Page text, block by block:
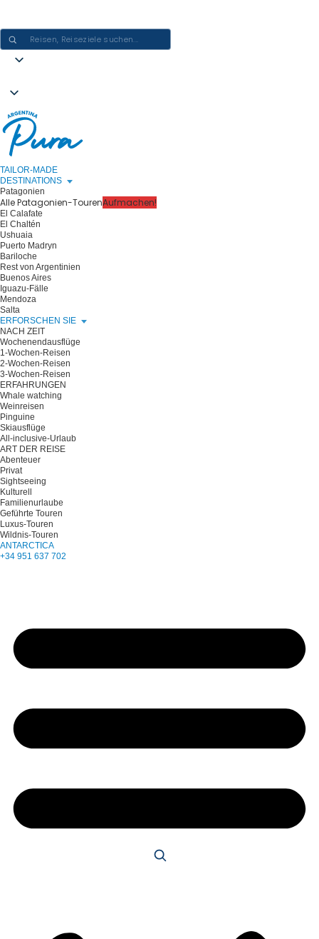
TAILOR-MADE
DESTINATIONS
Patagonien
Alle Patagonien-TourenAufmachen!
El Calafate
El Chaltén
Ushuaia
Puerto Madryn
Bariloche
Rest von Argentinien
Buenos Aires
Iguazu-Fälle
Mendoza
Salta
ERFORSCHEN SIE
NACH ZEIT
Wochenendausflüge
1-Wochen-Reisen
2-Wochen-Reisen
3-Wochen-Reisen
ERFAHRUNGEN
Whale watching
Weinreisen
Pinguine
Skiausflüge
All-inclusive-Urlaub
ART DER REISE
Abenteuer
Privat
Sightseeing
Kulturell
Familienurlaube
Geführte Touren
Luxus-Touren
Wildnis-Touren
ANTARCTICA
+34 951 637 702